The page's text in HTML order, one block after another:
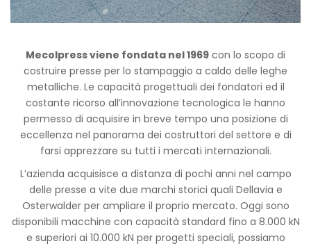
Mecolpress viene fondata nel 1969 con lo scopo di
costruire presse per lo stampaggio a caldo delle leghe
metalliche. Le capacità progettuali dei fondatori ed il
costante ricorso all’innovazione tecnologica le hanno
permesso di acquisire in breve tempo una posizione di
eccellenza nel panorama dei costruttori del settore e di
farsi apprezzare su tutti i mercati internazionali.
L’azienda acquisisce a distanza di pochi anni nel campo
delle presse a vite due marchi storici quali Dellavia e
Osterwalder per ampliare il proprio mercato. Oggi sono
disponibili macchine con capacità standard fino a 8.000 kN
e superiori ai 10.000 kN per progetti speciali, possiamo